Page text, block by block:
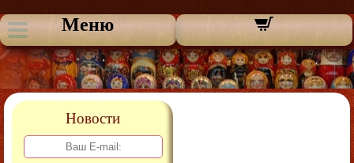
Меню
Новости